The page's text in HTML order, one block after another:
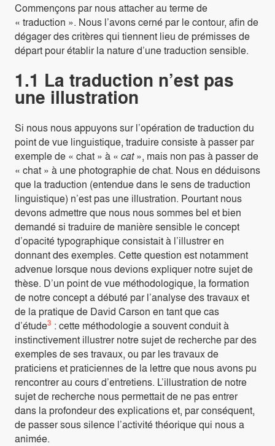
Commençons par nous attacher au terme de
« traduction ». Nous l’avons cerné par le contour, afin de
dégager des critères qui tiennent lieu de prémisses de
départ pour établir la nature d’une traduction sensible.
1.1 La traduction n’est pas
une illustration
Si nous nous appuyons sur l’opération de traduction du
point de vue linguistique, traduire consiste à passer par
exemple de « chat » à « cat», mais non pas à passer de
« chat » à une photographie de chat. Nous en déduisons
que la traduction (entendue dans le sens de traduction
linguistique) n’est pas une illustration. Pourtant nous
devons admettre que nous nous sommes bel et bien
demandé si traduire de manière sensible le concept
d’opacité typographique consistait à l’illustrer en
donnant des exemples. Cette question est notamment
advenue lorsque nous devions expliquer notre sujet de
thèse. D’un point de vue méthodologique, la formation
de notre concept a débuté par l’analyse des travaux et
de la pratique de David Carson en tant que cas
d’étude3 : cette méthodologie a souvent conduit à
instinctivement illustrer notre sujet de recherche par des
exemples de ses travaux, ou par les travaux de
praticiens et praticiennes de la lettre que nous avons pu
rencontrer au cours d’entretiens. L’illustration de notre
sujet de recherche nous permettait de ne pas entrer
dans la profondeur des explications et, par conséquent,
de passer sous silence l’activité théorique qui nous a
animée.